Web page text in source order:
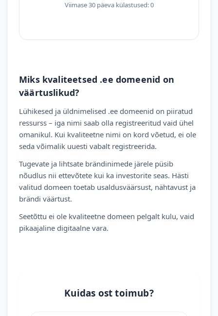
Viimase 30 päeva külastused: 0
Miks kvaliteetsed .ee domeenid on
väärtuslikud?
Lühikesed ja üldnimelised .ee domeenid on piiratud
ressurss – iga nimi saab olla registreeritud vaid ühel
omanikul. Kui kvaliteetne nimi on kord võetud, ei ole
seda võimalik uuesti vabalt registreerida.
Tugevate ja lihtsate brändinimede järele püsib
nõudlus nii ettevõtete kui ka investorite seas. Hästi
valitud domeen toetab usaldusväärsust, nähtavust ja
brändi väärtust.
Seetõttu ei ole kvaliteetne domeen pelgalt kulu, vaid
pikaajaline digitaalne vara.
Kuidas ost toimub?